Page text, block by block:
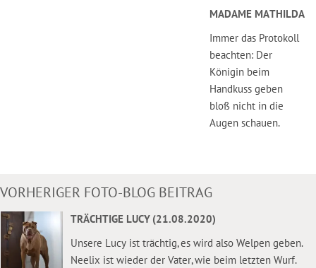
MADAME MATHILDA
Immer das Protokoll
beachten: Der
Königin beim
Handkuss geben
bloß nicht in die
Augen schauen.
VORHERIGER FOTO-BLOG BEITRAG
TRÄCHTIGE LUCY (21.08.2020)
Unsere Lucy ist trächtig, es wird also Welpen geben.
Neelix ist wieder der Vater, wie beim letzten Wurf.